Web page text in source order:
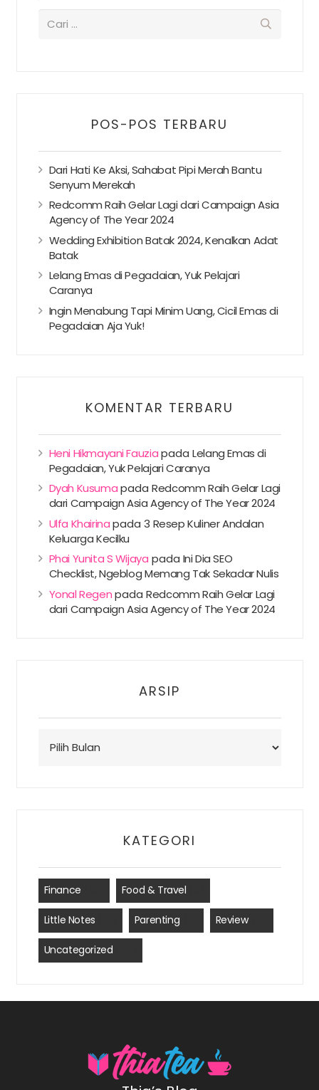
POS-POS TERBARU
Dari Hati Ke Aksi, Sahabat Pipi Merah Bantu
Senyum Merekah
Redcomm Raih Gelar Lagi dari Campaign Asia
Agency of The Year 2024
Wedding Exhibition Batak 2024, Kenalkan Adat
Batak
Lelang Emas di Pegadaian, Yuk Pelajari
Caranya
Ingin Menabung Tapi Minim Uang, Cicil Emas di
Pegadaian Aja Yuk!
KOMENTAR TERBARU
Heni Hikmayani FauziapadaLelang Emas di
Pegadaian, Yuk Pelajari Caranya
Dyah KusumapadaRedcomm Raih Gelar Lagi
dari Campaign Asia Agency of The Year 2024
Ulfa Khairinapada3 Resep Kuliner Andalan
Keluarga Kecilku
Phai Yunita S Wijaya pada Ini Dia SEO
Checklist, Ngeblog Memang Tak Sekadar Nulis
Yonal RegenpadaRedcomm Raih Gelar Lagi
dari Campaign Asia Agency of The Year 2024
ARSIP
KATEGORI
Finance Food & Travel
Little Notes Parenting Review(15)
Uncategorized